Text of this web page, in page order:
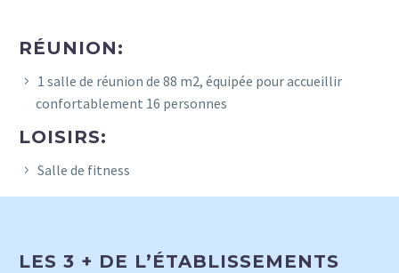
RÉUNION:
1 salle de réunion de 88 m2, équipée pour accueillir
confortablement 16 personnes
LOISIRS:
Salle de fitness
LES 3 + DE L’ÉTABLISSEMENTS